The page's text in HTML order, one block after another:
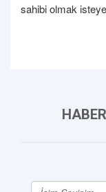
sahibi olmak